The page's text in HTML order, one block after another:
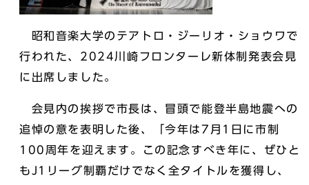
昭和音楽大学のテアトロ・ジーリオ・ショウワで
行われた、2024川崎フロンターレ新体制発表会見
に出席しました。
会見内の挨拶で市長は、冒頭で能登半島地震への
追悼の意を表明した後、「今年は7月1日に市制
100周年を迎えます。この記念すべき年に、ぜひと
もJ1リーグ制覇だけでなく全タイトルを獲得し、